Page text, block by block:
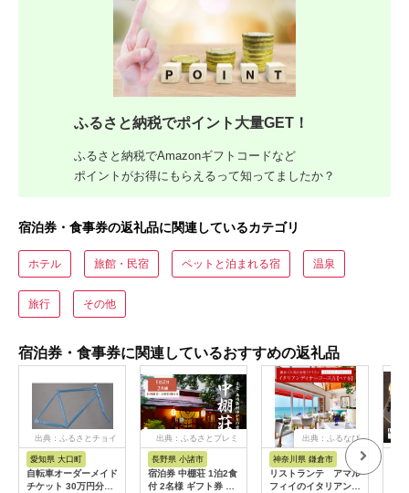
ふるさと納税でポイント大量GET！
ふるさと納税でAmazonギフトコードなど
ポイントがお得にもらえるって知ってましたか？
宿泊券・食事券の返礼品に関連しているカテゴリ
ホテル 旅館・民宿 ペットと泊まれる宿 温泉
旅行 その他
宿泊券・食事券に関連しているおすすめの返礼品
出典：ふるさとチョイ
愛知県 大口町
自転車オーダーメイド
チケット 30万円分
出典：ふるさとプレミ
長野県 小諸市
宿泊券 中棚荘 1泊2食
付 2名様 ギフト券 チ
出典：ふるなび
神奈川県 鎌倉市
リストランテ アマル
フィイのイタリアンデ